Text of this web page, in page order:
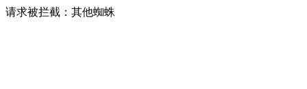
请求被拦截：其他蜘蛛